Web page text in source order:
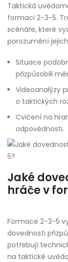
Taktická
formaci 2-3-5.
scénáře, které
porozumění
Situace
přizpůsobili
Videoanalýzy
o taktických
Cvičení na
odpovědnosti.
Jaké
hráče v
Formace 2-3-5
dovednosti
potřebují
na taktické